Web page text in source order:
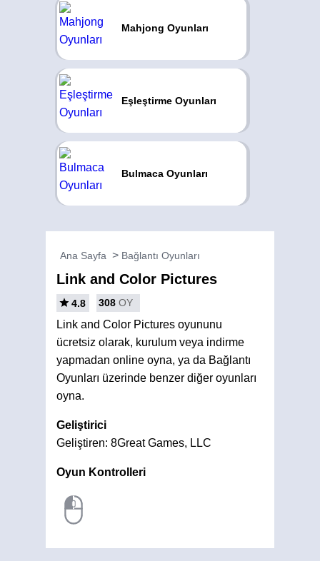
Mahjong Oyunları
Eşleştirme Oyunları
Bulmaca Oyunları
Ana Sayfa Bağlantı Oyunları
Link and Color Pictures
4.8 308 OY
Link and Color Pictures oyununu
ücretsiz olarak, kurulum veya indirme
yapmadan online oyna, ya da Bağlantı
Oyunları üzerinde benzer diğer oyunları
oyna.
Geliştirici
Geliştiren: 8Great Games, LLC
Oyun Kontrolleri